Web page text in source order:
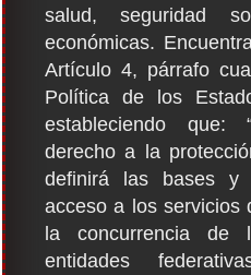
salud, seguridad
económicas.
Artículo 4, párrafo
Política de los
estableciendo que:
derecho a la
definirá las bases y
acceso a los servicios
la concurrencia de
entidades